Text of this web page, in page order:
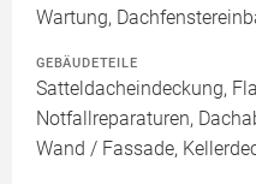
Wartung,
GEBÄUDETEILE
Satteldacheindeckung,
Notfallreparaturen,
Wand / Fassade,